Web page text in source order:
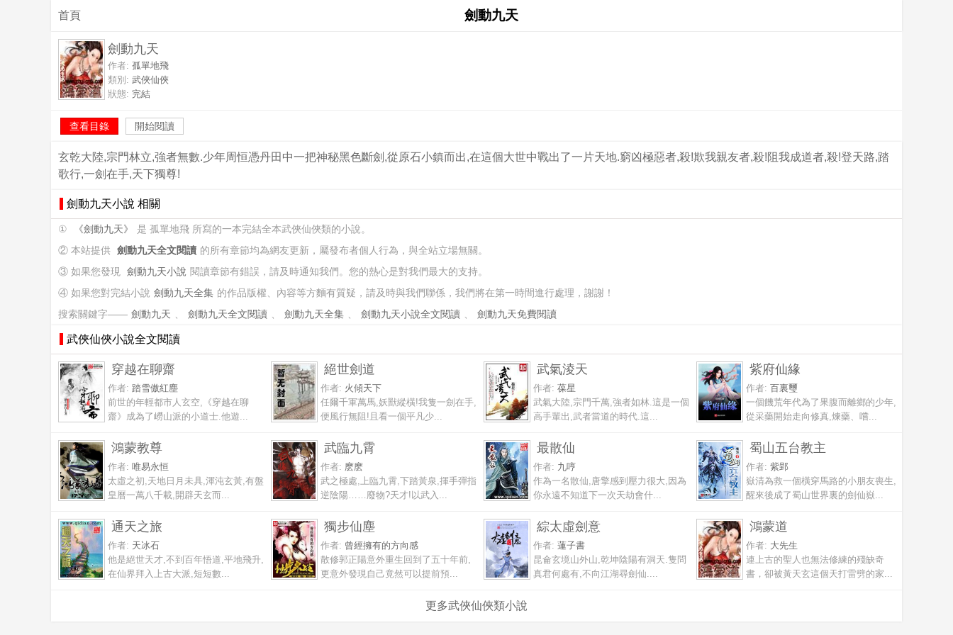
首頁 劍動九天
劍動九天
作者: 孤單地飛
類別: 武俠仙俠
狀態: 完結
查看目錄 開始閱讀
玄乾大陸,宗門林立,強者無數.少年周恒憑丹田中一把神秘黑色斷劍,從原石小鎮而出,在這個大世中戰出了一片天地.窮凶極惡者,殺!欺我親友者,殺!阻我成道者,殺!登天路,踏
歌行,一劍在手,天下獨尊!
劍動九天小說 相關
① 《劍動九天》
是 孤單地飛 所寫的一本完結全本武俠仙俠類的小說。
② 本站提供 劍動九天全文閱讀 的所有章節均為網友更新，屬發布者個人行為，與全站立場無關。
③ 如果您發現 劍動九天小說 閱讀章節有錯誤，請及時通知我們。您的熱心是對我們最大的支持。
④ 如果您對完結小說 劍動九天全集 的作品版權、內容等方麵有質疑，請及時與我們聯係，我們將在第一時間進行處理，謝謝！
搜索關鍵字—— 劍動九天 、 劍動九天全文閱讀 、 劍動九天全集 、 劍動九天小說全文閱讀 、 劍動九天免費閱讀
武俠仙俠小說全文閱讀
穿越在聊齋
作者: 踏雪傲紅塵
前世的年輕都市人玄空,《穿越在聊
齋》成為了嶗山派的小道士.他遊...
絕世劍道
作者: 火傾天下
任爾千軍萬馬,妖獸縱橫!我隻一劍在手,
便風行無阻!且看一個平凡少...
武氣淩天
作者: 葆星
武氣大陸,宗門千萬,強者如林.這是一個
高手輩出,武者當道的時代.這...
紫府仙緣
作者: 百裏璽
一個饑荒年代為了果腹而離鄉的少年,
從采藥開始走向修真,煉藥、嚐...
鴻蒙教尊
作者: 唯易永恒
太虛之初,天地日月未具,渾沌玄黃,有盤
皇曆一萬八千載,開辟天玄而...
武臨九霄
作者: 麽麽
武之極處,上臨九霄,下踏黃泉,揮手彈指
逆陰陽……廢物?天才!以武入...
最散仙
作者: 九哼
作為一名散仙,唐擎感到壓力很大,因為
你永遠不知道下一次天劫會什...
蜀山五台教主
作者: 紫郢
嶽清為救一個橫穿馬路的小朋友喪生,
醒來後成了蜀山世界裏的劍仙嶽...
通天之旅
作者: 天冰石
他是絕世天才,不到百年悟道,平地飛升,
在仙界拜入上古大派,短短數...
獨步仙塵
作者: 曾經擁有的方向感
散修郭正陽意外重生回到了五十年前,
更意外發現自己竟然可以提前預...
綜太虛劍意
作者: 蓮子書
昆侖玄境山外山,乾坤陰陽有洞天.隻問
真君何處有,不向江湖尋劍仙....
鴻蒙道
作者: 大先生
連上古的聖人也無法修練的殘缺奇
書，卻被黃天玄這個天打雷劈的家...
更多武俠仙俠類小說